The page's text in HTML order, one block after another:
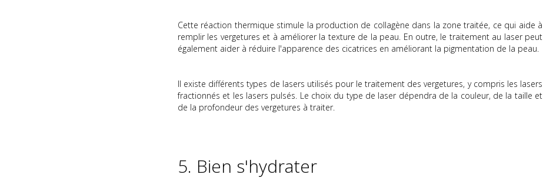
Cette réaction thermique stimule la production de collagène dans la zone traitée, ce qui aide à
remplir les vergetures et à améliorer la texture de la peau. En outre, le traitement au laser peut
également aider à réduire l'apparence des cicatrices en améliorant la pigmentation de la peau.
Il existe différents types de lasers utilisés pour le traitement des vergetures, y compris les lasers
fractionnés et les lasers pulsés. Le choix du type de laser dépendra de la couleur, de la taille et
de la profondeur des vergetures à traiter.
5. Bien s'hydrater